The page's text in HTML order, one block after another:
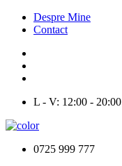
Despre Mine
Contact
L - V: 12:00 - 20:00
0725 999 777